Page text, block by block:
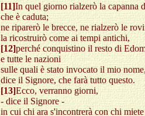
[11]In quel giorno rialzerò la capanna
che è caduta;
ne riparerò le brecce, ne rialzerò le
la ricostruirò come ai tempi antichi,
[12]perché conquistino il resto di
e tutte le nazioni
sulle quali è stato invocato il mio
dice il Signore, che farà tutto questo.
[13]Ecco, verranno giorni,
- dice il Signore -
in cui chi ara s'incontrerà con chi miete